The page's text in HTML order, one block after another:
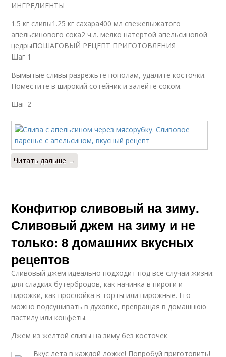
ИНГРЕДИЕНТЫ
1.5 кг сливы1.25 кг сахара400 мл свежевыжатого
апельсинового сока2 ч.л. мелко натертой апельсиновой
цедрыПОШАГОВЫЙ РЕЦЕПТ ПРИГОТОВЛЕНИЯ
Шаг 1
Вымытые сливы разрежьте пополам, удалите косточки.
Поместите в широкий сотейник и залейте соком.
Шаг 2
Читать дальше →
Конфитюр сливовый на зиму.
Сливовый джем на зиму и не
только: 8 домашних вкусных
рецептов
Сливовый джем идеально подходит под все случаи жизни:
для сладких бутербродов, как начинка в пироги и
пирожки, как прослойка в торты или пирожные. Его
можно подсушивать в духовке, превращая в домашнюю
пастилу или конфеты.
Джем из желтой сливы на зиму без косточек
Вкус лета в каждой ложке! Попробуй приготовить!